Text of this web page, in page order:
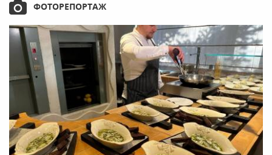
ФОТОРЕПОРТАЖ